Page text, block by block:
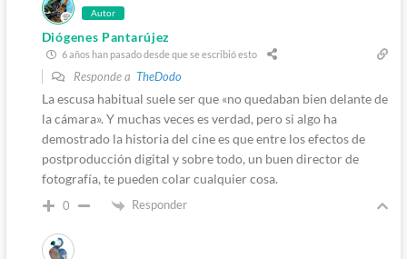
Autor
Diógenes Pantarújez
6 años han pasado desde que se escribió esto
Responde a TheDodo
La escusa habitual suele ser que «no quedaban bien delante de
la cámara». Y muchas veces es verdad, pero si algo ha
demostrado la historia del cine es que entre los efectos de
postproducción digital y sobre todo, un buen director de
fotografía, te pueden colar cualquier cosa.
0 Responder